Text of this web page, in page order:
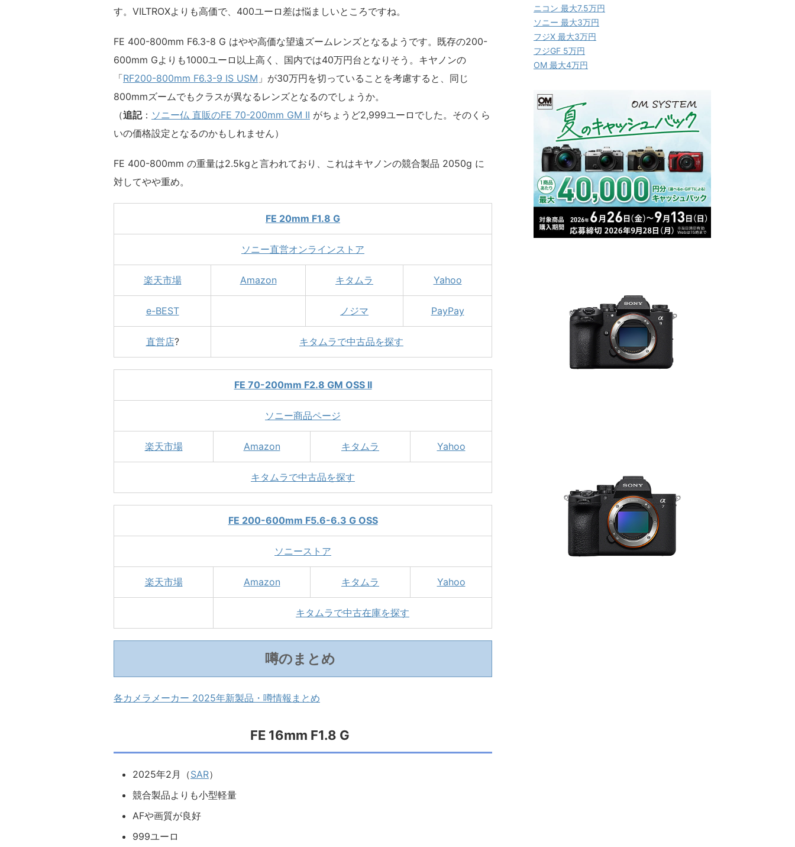
す。VILTROXよりも高価で、400ユーロ差は悩ましいところですね。
FE 400-800mm F6.3-8 G はやや高価な望遠ズームレンズとなるようです。既存の200-
600mm Gよりも1000ユーロ以上高く、国内では40万円台となりそう。キヤノンの
「RF200-800mm F6.3-9 IS USM 」が30万円を切っていることを考慮すると、同じ
800mmズームでもクラスが異なるレンズとなるのでしょうか。
（追記： ソニー仏 直販のFE 70-200mm GM II がちょうど2,999ユーロでした。そのくら
いの価格設定となるのかもしれません）
FE 400-800mm の重量は2.5kgと言われており、これはキヤノンの競合製品 2050g に
対してやや重め。
FE 20mm F1.8 G
ソニー直営オンラインストア
楽天市場 Amazon キタムラ Yahoo
e-BEST ノジマ PayPay
直営店? キタムラで中古品を探す
FE 70-200mm F2.8 GM OSS II
ソニー商品ページ
楽天市場 Amazon キタムラ Yahoo
キタムラで中古品を探す
FE 200-600mm F5.6-6.3 G OSS
ソニーストア
楽天市場 Amazon キタムラ Yahoo
キタムラで中古在庫を探す
噂のまとめ
各カメラメーカー 2025年新製品・噂情報まとめ
FE 16mm F1.8 G
2025年2月（SAR）
競合製品よりも小型軽量
AFや画質が良好
999ユーロ
ニコン 最大7.5万円
ソニー 最大3万円
フジX 最大3万円
フジGF 5万円
OM 最大4万円